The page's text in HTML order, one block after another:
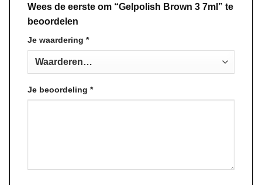
Wees de eerste om “Gelpolish Brown 3 7ml” te
beoordelen
Je waardering *
Je beoordeling *